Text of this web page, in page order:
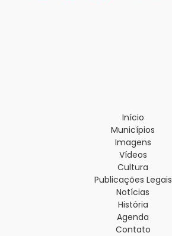
Início
Municípios
Imagens
Vídeos
Cultura
Publicações Legais
Notícias
História
Agenda
Contato